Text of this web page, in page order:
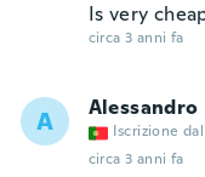
Is very
circa 3 anni fa
A Alessandro
Iscrizione
circa 3 anni fa